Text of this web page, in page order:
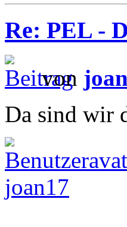
Re: PEL -
von
Da sind wir
joan17